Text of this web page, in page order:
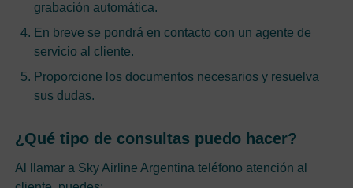
grabación automática.
En breve se pondrá en contacto con un agente de
servicio al cliente.
Proporcione los documentos necesarios y resuelva
sus dudas.
¿Qué tipo de consultas puedo hacer?
Al llamar a Sky Airline Argentina teléfono atención al